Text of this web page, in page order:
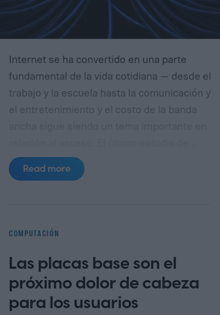
Internet se ha convertido en una parte
fundamental de la vida cotidiana — desde el
trabajo y la escuela hasta la comunicación y
el entretenimiento y el costo de la banda
NetCredit revela los países donde la banda
ancha es más barata y costosa en relación
Read more
COMPUTACIÓN
Las placas base son el
próximo dolor de cabeza
para los usuarios